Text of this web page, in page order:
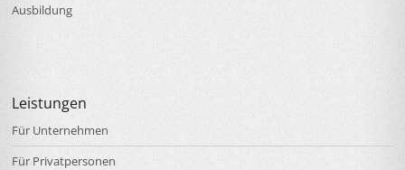
Ausbildung
Leistungen
Für Unternehmen
Für Privatpersonen